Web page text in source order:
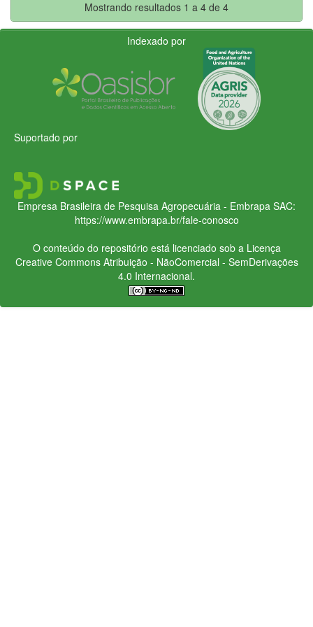
Mostrando resultados 1 a 4 de 4
Indexado por
Suportado por
Empresa Brasileira de Pesquisa Agropecuária - Embrapa SAC:
https://www.embrapa.br/fale-conosco
O conteúdo do repositório está licenciado sob a Licença
Creative CommonsAtribuição - NãoComercial - SemDerivações
4.0 Internacional.